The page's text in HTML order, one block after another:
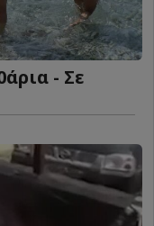
- Σε